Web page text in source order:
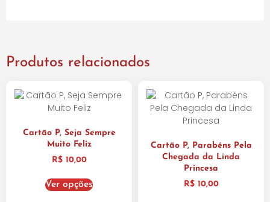
Produtos relacionados
Cartão P, Seja Sempre
Muito Feliz
R$10,00
Ver opções
Cartão P, Parabéns Pela
Chegada da Linda
Princesa
R$10,00